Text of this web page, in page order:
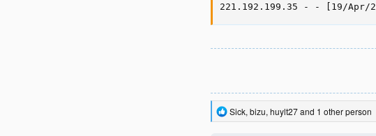
221.192.199.35 - - [19/Apr/
R
e
Sick, bizu, huylt27and 1 other person